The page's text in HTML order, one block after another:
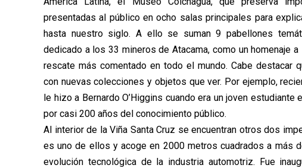
presentadas al público en ocho salas principales para
hasta nuestro siglo. A ello se suman 9 pabellones
dedicado a los 33 mineros de Atacama, como un homenaje
rescate más comentado en todo el mundo. Cabe destacar
con nuevas colecciones y objetos que ver. Por ejemplo,
le hizo a Bernardo O’Higgins cuando era un joven
por casi 200 años del conocimiento público.
Al interior de la Viña Santa Cruz se encuentran otros dos
es uno de ellos y acoge en 2000 metros cuadrados a más
evolución tecnológica de la industria automotriz. Fue